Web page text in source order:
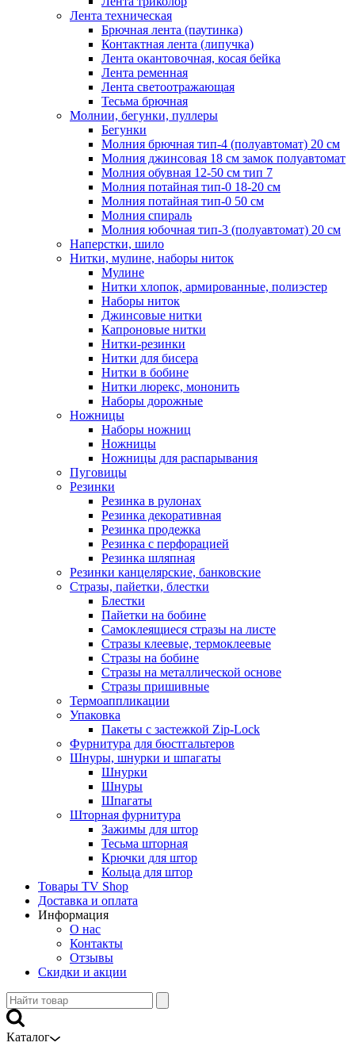
Лента техническая
Брючная лента (паутинка)
Контактная лента (липучка)
Лента окантовочная, косая бейка
Лента ременная
Лента светоотражающая
Тесьма брючная
Молнии, бегунки, пуллеры
Бегунки
Молния брючная тип-4 (полуавтомат) 20 см
Молния джинсовая 18 см замок полуавтомат
Молния обувная 12-50 см тип 7
Молния потайная тип-0 18-20 см
Молния потайная тип-0 50 см
Молния спираль
Молния юбочная тип-3 (полуавтомат) 20 см
Наперстки, шило
Нитки, мулине, наборы ниток
Мулине
Нитки хлопок, армированные, полиэстер
Наборы ниток
Джинсовые нитки
Капроновые нитки
Нитки-резинки
Нитки для бисера
Нитки в бобине
Нитки люрекс, мононить
Наборы дорожные
Ножницы
Наборы ножниц
Ножницы
Ножницы для распарывания
Пуговицы
Резинки
Резинка в рулонах
Резинка декоративная
Резинка продежка
Резинка с перфорацией
Резинка шляпная
Резинки канцелярские, банковские
Стразы, пайетки, блестки
Блестки
Пайетки на бобине
Самоклеящиеся стразы на листе
Стразы клеевые, термоклеевые
Стразы на бобине
Стразы на металлической основе
Стразы пришивные
Термоаппликации
Упаковка
Пакеты с застежкой Zip-Lock
Фурнитура для бюстгальтеров
Шнуры, шнурки и шпагаты
Шнурки
Шнуры
Шпагаты
Шторная фурнитура
Зажимы для штор
Тесьма шторная
Крючки для штор
Кольца для штор
Товары TV Shop
Доставка и оплата
Информация
О нас
Контакты
Отзывы
Скидки и акции
Каталог